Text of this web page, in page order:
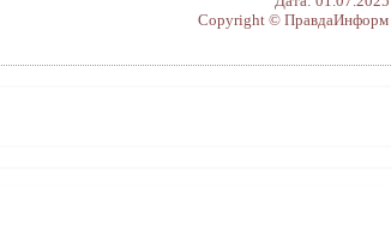
Copyright ©